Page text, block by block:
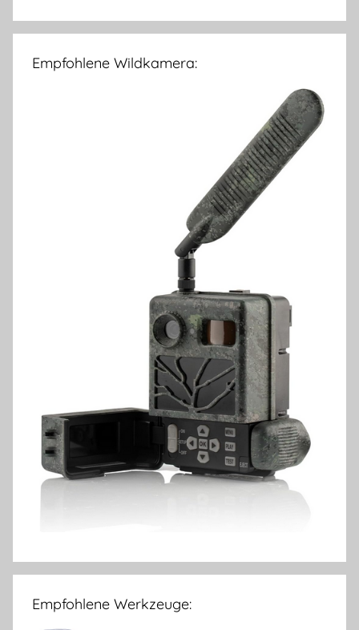
Empfohlene Wildkamera:
Empfohlene Werkzeuge: